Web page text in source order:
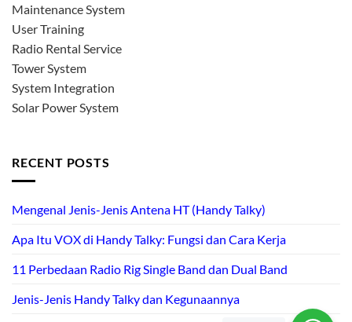
Maintenance System
User Training
Radio Rental Service
Tower System
System Integration
Solar Power System
RECENT POSTS
Mengenal Jenis-Jenis Antena HT (Handy Talky)
Apa Itu VOX di Handy Talky: Fungsi dan Cara Kerja
11 Perbedaan Radio Rig Single Band dan Dual Band
Jenis-Jenis Handy Talky dan Kegunaannya